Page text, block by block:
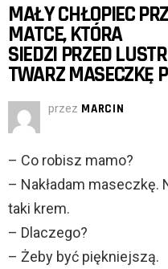
MAŁY CHŁOPIEC
MATCE, KTÓRA
SIEDZI PRZED
TWARZ MASECZKĘ
przez MARCIN
– Co robisz mamo?
– Nakładam
taki krem.
– Dlaczego?
– Żeby być piękniejszą.